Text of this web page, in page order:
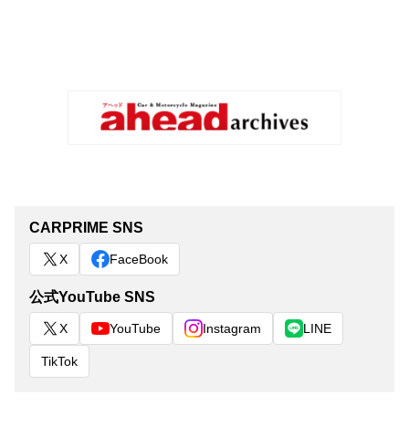
CARPRIME SNS
X FaceBook
公式YouTube SNS
X YouTube Instagram LINE
TikTok